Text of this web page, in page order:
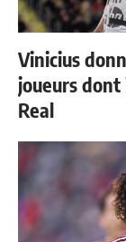
Vinicius
joueurs dont
Real